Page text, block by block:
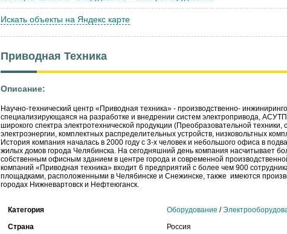
Искать объекты на Яндекс карте
Приводная Техника
Описание:
Научно-технический центр «Приводная техника» - производственно-
специализирующаяся на разработке и внедрении систем электропривода,
широкого спектра электротехнической продукции (Преобразовательной
электроэнергии, комплектных распределительных устройств, низковольтных
История компания началась в 2000 году с 3-х человек и небольшого офиса в
жилых домов города Челябинска. На сегодняшний день компания насчитывает
собственным офисным зданием в центре города и современной
компаний «Приводная техника» входит 6 предприятий с более чем 900
площадками, расположенными в Челябинске и Снежинске, также имеются
городах Нижневартовск и Нефтеюганск.
Категория Оборудование /
Страна
Россия